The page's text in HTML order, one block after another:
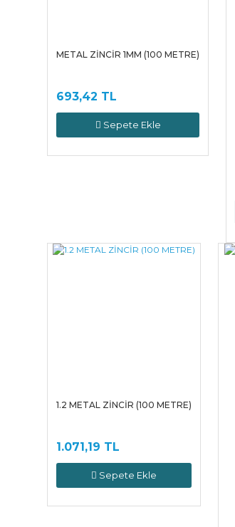
METAL ZİNCİR 1MM (100 METRE)
693,42 TL
Sepete Ekle
1.2 METAL ZİNCİR (100 METRE)
1.071,19 TL
Sepete Ekle